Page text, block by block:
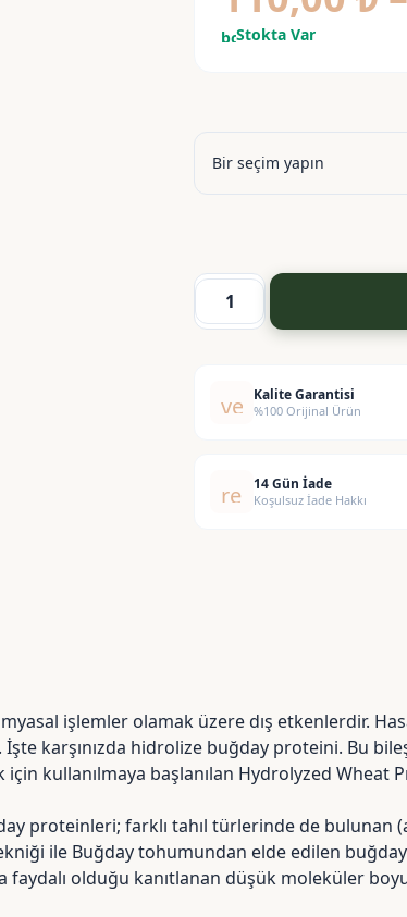
boltStokta Var
Hidrolize
Hydrolyzed
adet
verified
Kalite Garantisi
%100 Orijinal Ürün
replay14 Gün İade
Koşulsuz İade Hakkı
işlemler olamak üzere dış etkenlerdir.
karşınızda hidrolize buğday proteini. Bu
kullanılmaya başlanılan Hydrolyzed
proteinleri; farklı tahıl türlerinde de bulunan
ile Buğday tohumundan elde edilen
olduğu kanıtlanan düşük moleküler